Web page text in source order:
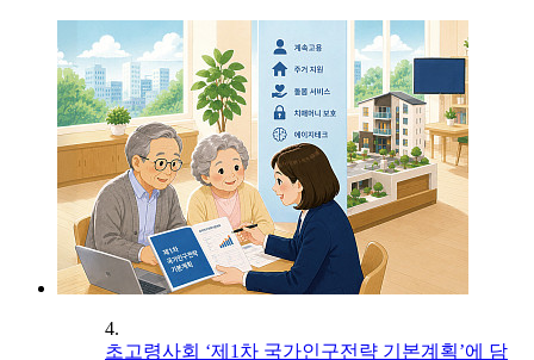
4.
초고령사회 ‘제1차 국가인구전략 기본계획’에 담